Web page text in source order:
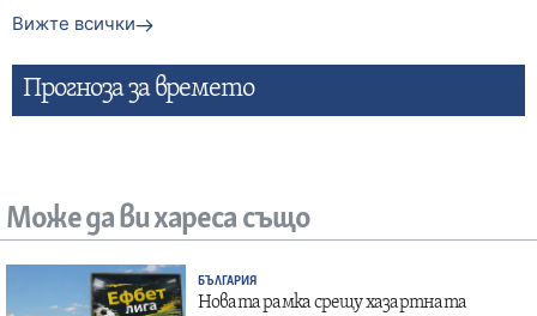
Вижте всички
Прогнозa за времето
Може да ви хареса също
БЪЛГАРИЯ
Новата рамка срещу хазартната